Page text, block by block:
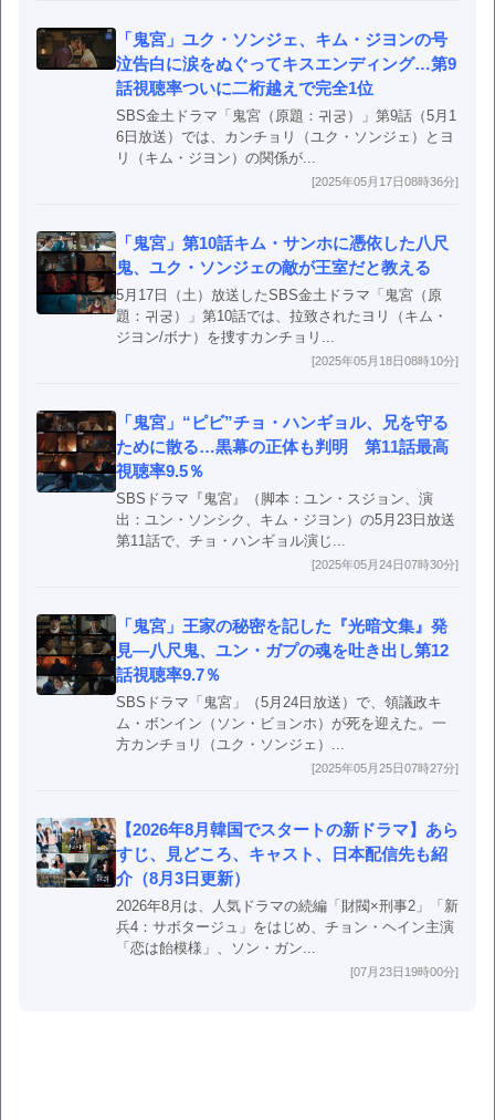
「鬼宮」ユク・ソンジェ、キム・ジヨンの号
泣告白に涙をぬぐってキスエンディング…第9
話視聴率ついに二桁越えで完全1位
SBS金土ドラマ「鬼宮（原題：귀궁）」第9話（5月1
6日放送）では、カンチョリ（ユク・ソンジェ）とヨ
リ（キム・ジヨン）の関係が...
[2025年05月17日08時36分]
「鬼宮」第10話キム・サンホに憑依した八尺
鬼、ユク・ソンジェの敵が王室だと教える
5月17日（土）放送したSBS金土ドラマ「鬼宮（原
題：귀궁）」第10話では、拉致されたヨリ（キム・
ジヨン/ボナ）を捜すカンチョリ...
[2025年05月18日08時10分]
「鬼宮」“ピビ”チョ・ハンギョル、兄を守る
ために散る…黒幕の正体も判明 第11話最高
視聴率9.5％
SBSドラマ『鬼宮』（脚本：ユン・スジョン、演
出：ユン・ソンシク、キム・ジヨン）の5月23日放送
第11話で、チョ・ハンギョル演じ...
[2025年05月24日07時30分]
「鬼宮」王家の秘密を記した『光暗文集』発
見―八尺鬼、ユン・ガプの魂を吐き出し第12
話視聴率9.7％
SBSドラマ「鬼宮」（5月24日放送）で、領議政キ
ム・ボンイン（ソン・ビョンホ）が死を迎えた。一
方カンチョリ（ユク・ソンジェ）...
[2025年05月25日07時27分]
【2026年8月韓国でスタートの新ドラマ】あら
すじ、見どころ、キャスト、日本配信先も紹
介（8月3日更新）
2026年8月は、人気ドラマの続編「財閥×刑事2」「新
兵4：サボタージュ」をはじめ、チョン・ヘイン主演
「恋は飴模様」、ソン・ガン...
[07月23日19時00分]